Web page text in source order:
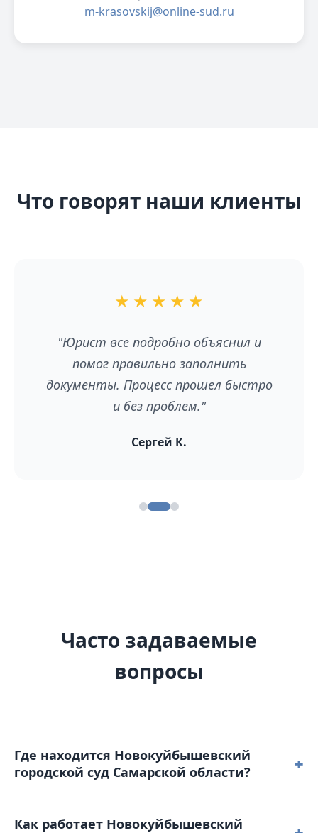
m-krasovskij@online-sud.ru
Что говорят наши клиенты
★ ★ ★ ★ ★
"Юрист все подробно объяснил и
помог правильно заполнить
документы. Процесс прошел быстро
и без проблем."
Сергей К.
Часто задаваемые
вопросы
Где находится Новокуйбышевский
городской суд Самарской области?
+
области расположен по адресу: 446200, Самарская
Как работает Новокуйбышевский